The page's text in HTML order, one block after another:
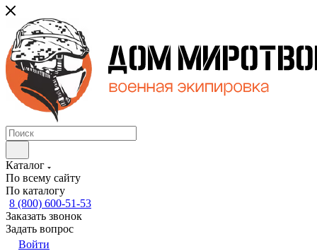
Каталог
По всему сайту
По каталогу
8 (800) 600-51-53
Заказать звонок
Задать вопрос
Войти